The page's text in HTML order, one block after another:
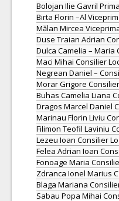
Bolojan Ilie Gavril
Birta Florin –Al
Mălan Mircea
Duse Traian Adrian
Dulca Camelia – Maria
Maci Mihai Consilier
Negrean Daniel –
Morar Grigore
Buhas Camelia Liana
Dragos Marcel Daniel
Marinau Florin Liviu
Filimon Teofil Laviniu
Lezeu Ioan Consilier
Felea Adrian Ioan
Fonoage Maria
Zdranca Ionel Marius
Blaga Mariana
Sabau Popa Mihai